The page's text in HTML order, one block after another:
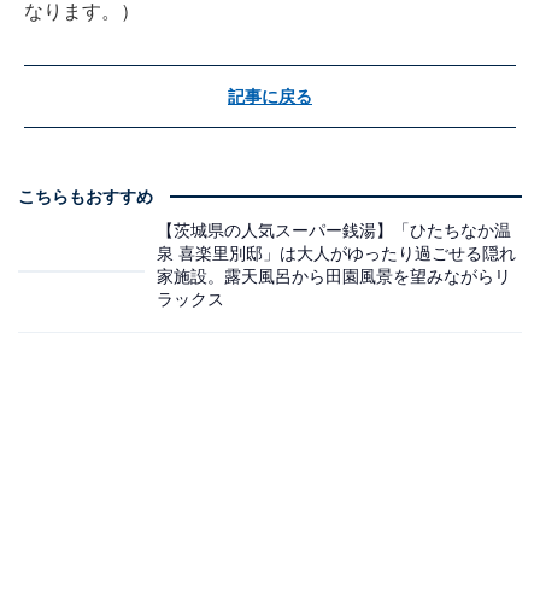
なります。）
記事に戻る
こちらもおすすめ
【茨城県の人気スーパー銭湯】「ひたちなか温
泉 喜楽里別邸」は大人がゆったり過ごせる隠れ
家施設。露天風呂から田園風景を望みながらリ
ラックス